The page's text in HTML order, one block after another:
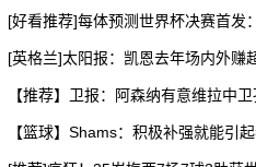
[好看推荐]每体预测世界杯决赛首发
[英格兰]太阳报：凯恩去年场内外赚
【推荐】卫报：阿森纳有意维拉中卫
【篮球】Shams：积极补强就能引